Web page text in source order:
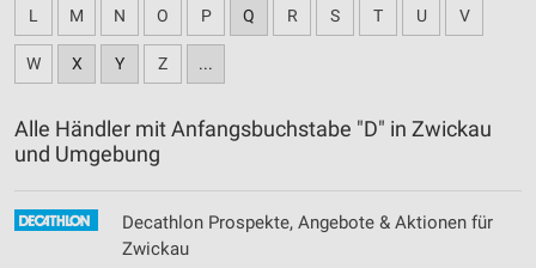
L M N O P Q R S T U V
W X Y Z ...
Alle Händler mit Anfangsbuchstabe "D" in Zwickau
und Umgebung
Decathlon Prospekte, Angebote & Aktionen für
Zwickau